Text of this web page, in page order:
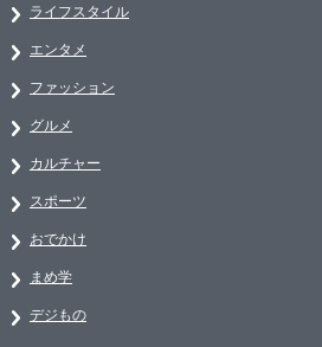
ライフスタイル
エンタメ
ファッション
グルメ
カルチャー
スポーツ
おでかけ
まめ学
デジもの